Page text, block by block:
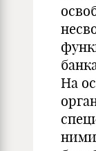
На
ними